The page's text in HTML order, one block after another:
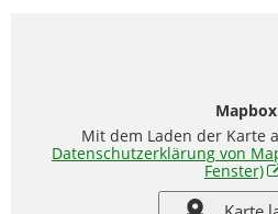
Mapbox
Mit dem Laden der Karte
Datenschutzerklärung von
Fenster)